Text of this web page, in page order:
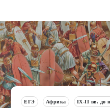
ЕГЭ Африка IX-II вв. до